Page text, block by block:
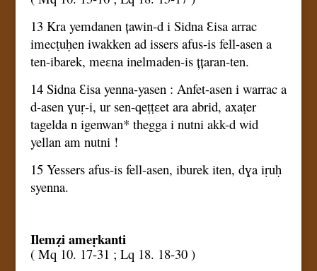
13 Kra yemdanen țawin-d i Sidna Ɛisa arrac
imecṭuḥen iwakken ad issers afus-is fell-asen a
ten-ibarek, meɛna inelmaden-is țțaran-ten.
14 Sidna Ɛisa yenna-yasen : Anfet-asen i warrac a
d-asen ɣuṛ-i, ur sen-qeṭṭɛet ara abrid, axaṭer
tagelda n igenwan* thegga i nutni akk-d wid
yellan am nutni !
15 Yessers afus-is fell-asen, iburek iten, dɣa iṛuḥ
syenna.
Ilemẓi ameṛkanti
( Mq 10. 17-31 ; Lq 18. 18-30 )